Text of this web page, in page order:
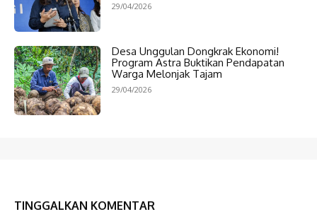
29/04/2026
Desa Unggulan Dongkrak Ekonomi!
Program Astra Buktikan Pendapatan
Warga Melonjak Tajam
29/04/2026
TINGGALKAN KOMENTAR